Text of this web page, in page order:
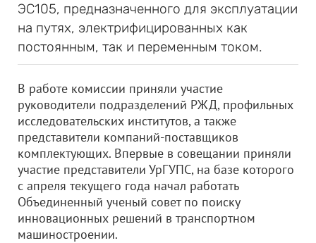
ЭС105, предназначенного для эксплуатации
на путях, электрифицированных как
постоянным, так и переменным током.
В работе комиссии приняли участие
руководители подразделений РЖД, профильных
исследовательских институтов, а также
представители компаний-поставщиков
комплектующих. Впервые в совещании приняли
участие представители УрГУПС, на базе которого
с апреля текущего года начал работать
Объединенный ученый совет по поиску
инновационных решений в транспортном
машиностроении.